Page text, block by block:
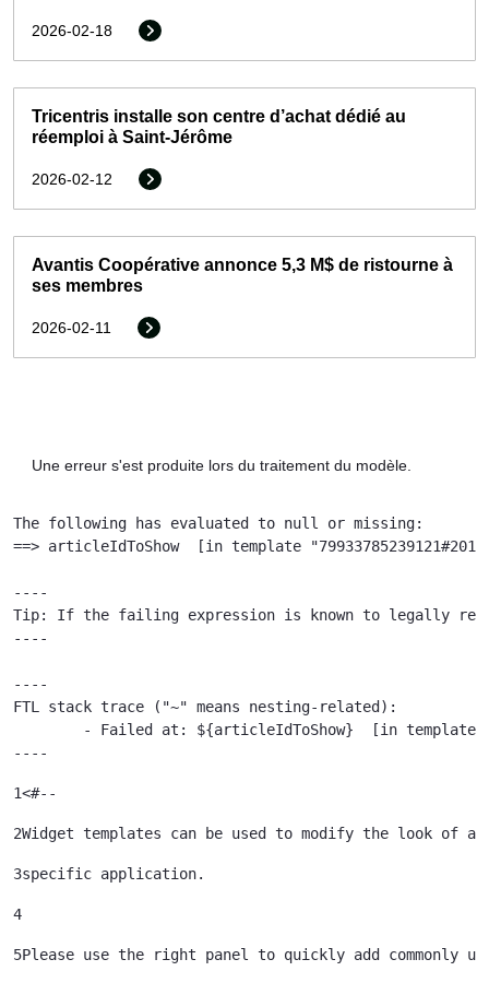
2026-02-18
Tricentris installe son centre d’achat dédié au
réemploi à Saint-Jérôme
2026-02-12
Avantis Coopérative annonce 5,3 M$ de ristourne à
ses membres
2026-02-11
Une erreur s'est produite lors du traitement du modèle.
The following has evaluated to null or missing:
==> articleIdToShow  [in template
----
Tip: If the failing expression is known to legally refer
----
----
FTL stack trace ("~" means nesting-related):
----
1<#--
2Widget templates can be used to modify the look of a
3specific application.
4
5Please use the right panel to quickly add commonly